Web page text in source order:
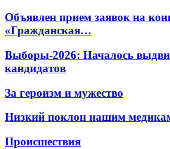
Объявлен прием заявок на
«Гражданская…
Выборы-2026: Началось
кандидатов
За героизм и мужество
Низкий поклон нашим
Происшествия